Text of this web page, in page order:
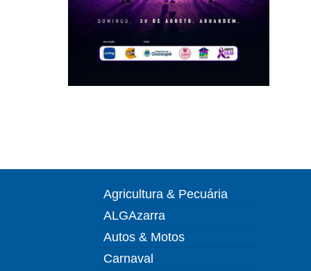
Agricultura & Pecuária
ALGAzarra
Autos & Motos
Carnaval